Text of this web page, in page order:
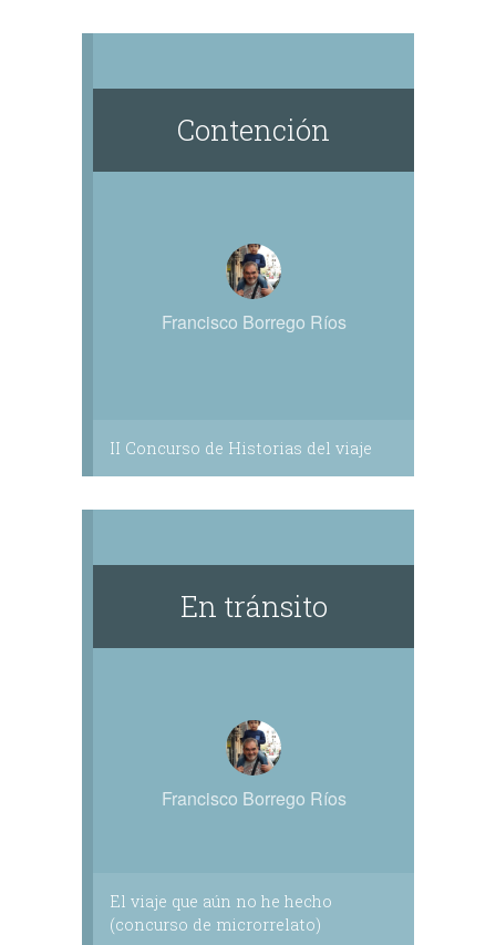
Contención
Francisco Borrego Ríos
II Concurso de Historias del viaje
En tránsito
Francisco Borrego Ríos
El viaje que aún no he hecho
(concurso de microrrelato)